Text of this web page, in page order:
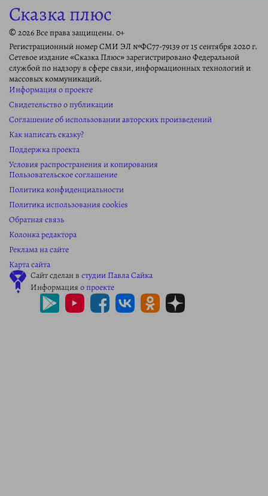
Сказка плюс
© 2026 Все права защищены. 0+
Регистрационный номер СМИ ЭЛ №ФС77-79139 от 15 сентября 2020 г.
Сетевое издание «Сказка Плюс» зарегистрировано Федеральной
службой по надзору в сфере связи, информационных технологий и
массовых коммуникаций.
Информация о проекте
Свидетельство о публикации
Соглашение об использовании авторских произведений
Как написать сказку?
Поддержка проекта
Условия распространения и копирования
Пользовательское соглашение
Политика конфиденциальности
Политика использования cookies
Обратная связь
Колонка редактора
Реклама на сайте
Карта сайта
Сайт сделан в студии Павла Сайка
Информация о проекте